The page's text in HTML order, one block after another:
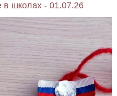
в школах - 01.07.26